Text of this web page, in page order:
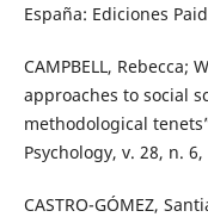
España: Ediciones
CAMPBELL, Rebecca;
approaches to social
methodological
Psychology, v. 28, n.
CASTRO-GÓMEZ,